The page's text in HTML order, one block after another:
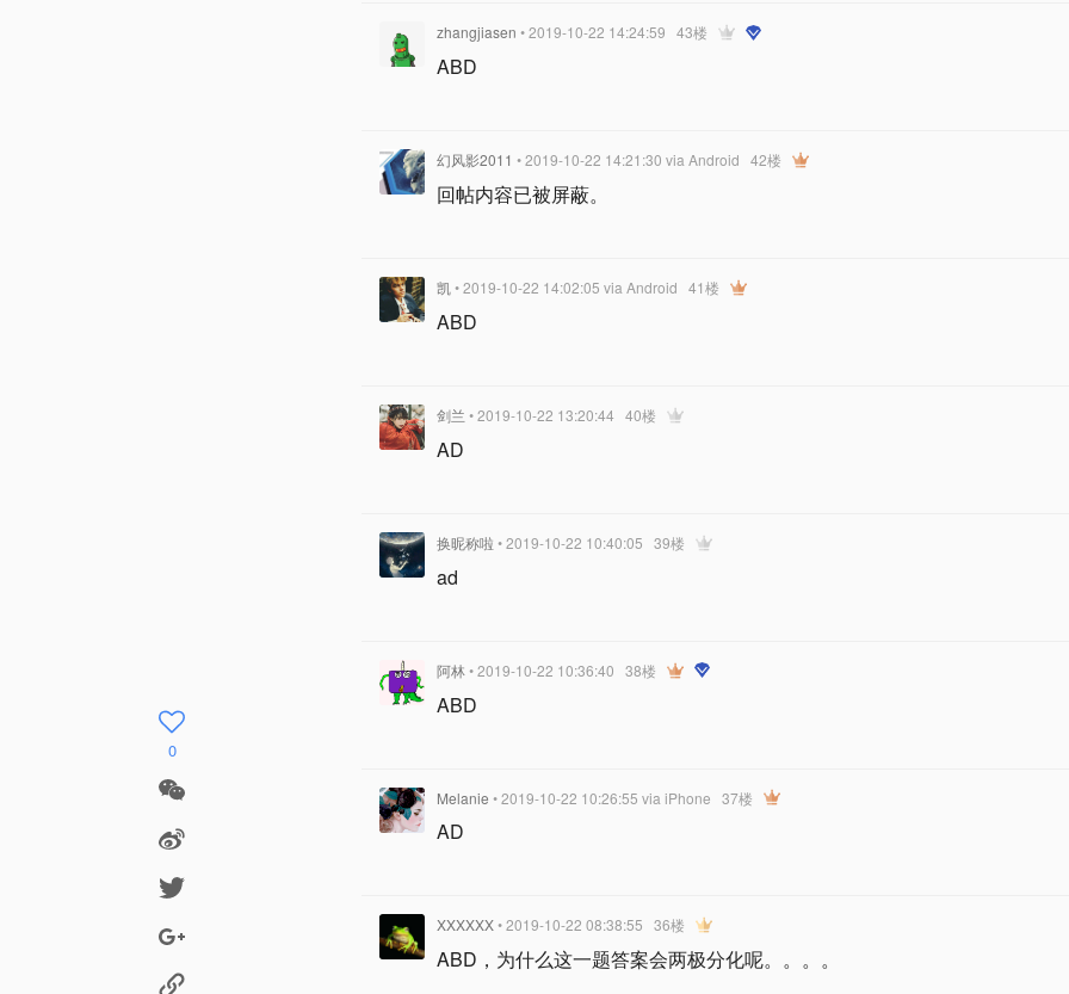
zhangjiasen • 2019-10-22 14:24:59 43楼
ABD
幻风影2011 • 2019-10-22 14:21:30 via Android 42楼
回帖内容已被屏蔽。
凯 • 2019-10-22 14:02:05 via Android 41楼
ABD
剑兰 • 2019-10-22 13:20:44 40楼
AD
换昵称啦 • 2019-10-22 10:40:05 39楼
ad
阿林• 2019-10-22 10:36:40 38楼
ABD
Melanie • 2019-10-22 10:26:55 via iPhone 37楼
AD
XXXXXX• 2019-10-22 08:38:55 36楼
ABD，为什么这一题答案会两极分化呢。。。。
0